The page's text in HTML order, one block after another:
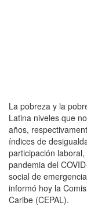
La pobreza y la
Latina niveles que
años,
índices de
participación
pandemia del
social de
informó hoy la
Caribe (CEPAL).